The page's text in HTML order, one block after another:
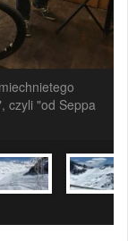
czyli "od Seppa